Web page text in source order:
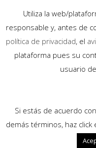
Utiliza la web/
responsable y, antes de
política de privacidad, el
plataforma pues su
usuario
Si estás de acuerdo
demás términos, haz